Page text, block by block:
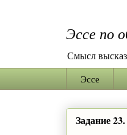
Эссе по
Смысл
Эссе
Задание